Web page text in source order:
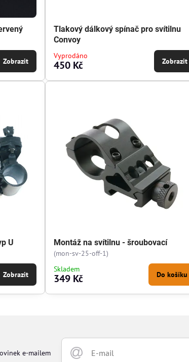
Zobrazit
Tlakový dálkový spínač pro svítilnu
Convoy
Vyprodáno
450 Kč Zobrazit
U
Zobrazit
Montáž na svítilnu - šroubovací
(mon-sv-25-off-1)
Skladem
349 Kč Do košíku
e-mailem